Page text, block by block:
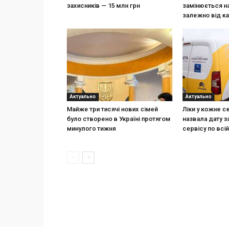
захисників — 15 млн грн
замінюється
залежно від
Актуально
Майже три тисячі нових сімей
було створено в Україні протягом
минулого тижня
Актуально
Ліки у кожне
назвала дату
сервісу по